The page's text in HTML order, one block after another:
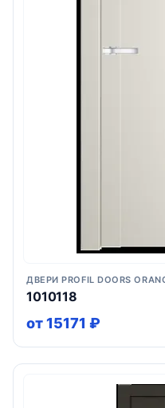
ДВЕРИ PROFIL DOORS
1010118
от 15171 ₽